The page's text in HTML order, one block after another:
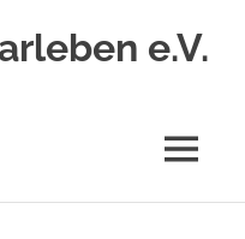
e.V.
MENÜ